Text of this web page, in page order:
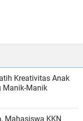
Kreativitas Anak
Manik-Manik
Mahasiswa KKN